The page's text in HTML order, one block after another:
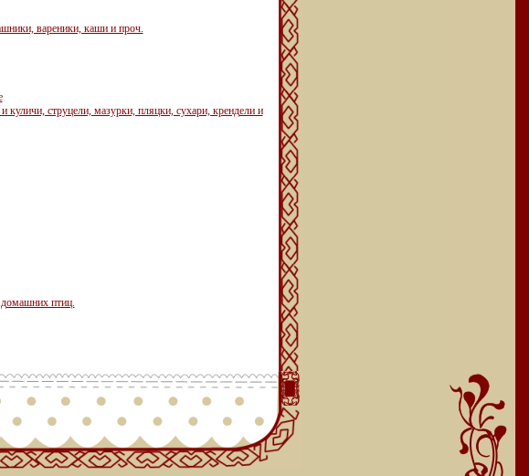
вареники, каши и проч.
струцели, мазурки, пляцки, сухари, крендели и
птиц.